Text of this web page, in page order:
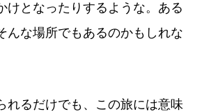
けとなったりするような。ある
んな場所でもあるのかもしれな
れるだけでも、この旅には意味